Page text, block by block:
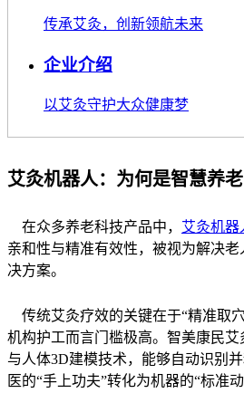
传承艾灸，创新领航未来
企业介绍
以艾灸守护大众健康梦
艾灸机器人：为何是智慧养老
在众多养老科技产品中， 艾灸机器
亲和性与精准有效性，被视为解决
决方案。
传统艾灸疗效的关键在于“精准取
机构护工而言门槛极高。智美康民
与人体3D建模技术，能够自动识别
医的“手上功夫”转化为机器的“标准